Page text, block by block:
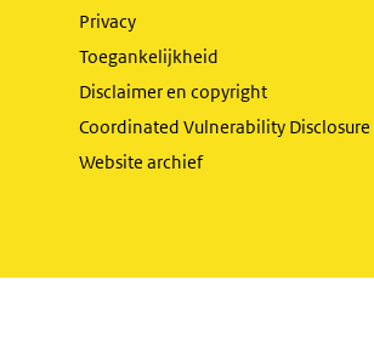
Privacy
Toegankelijkheid
Disclaimer en copyright
Coordinated Vulnerability Disclosure
Website archief